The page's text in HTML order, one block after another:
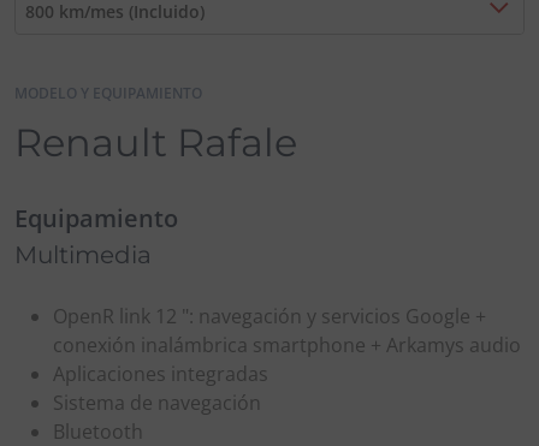
800 km/mes (Incluido)
MODELO Y EQUIPAMIENTO
Renault Rafale
Equipamiento
Multimedia
OpenR link 12 ": navegación y servicios Google +
conexión inalámbrica smartphone + Arkamys audio
Aplicaciones integradas
Sistema de navegación
Bluetooth